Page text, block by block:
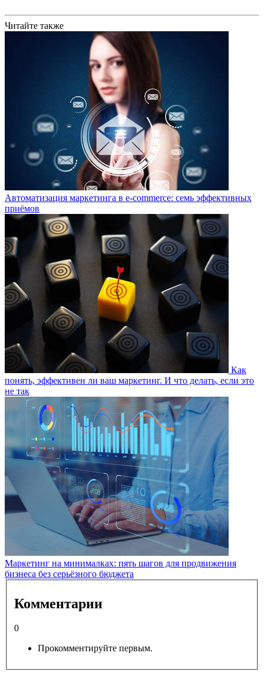
Читайте также
Автоматизация маркетинга в e-commerce: семь эффективных
приёмов
Как
понять, эффективен ли ваш маркетинг. И что делать, если это
не так
Маркетинг на минималках: пять шагов для продвижения
бизнеса без серьёзного бюджета
Комментарии
0
Прокомментируйте первым.